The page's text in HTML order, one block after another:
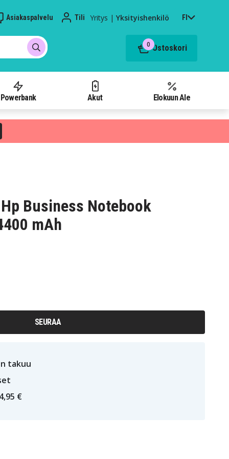
Asiakaspalvelu Tili Yritys | Yksityishenkilö FI
0 Ostoskori
Powerbank Akut Elokuun Ale
Business Notebook
mAh
SEURAA
takuu
€